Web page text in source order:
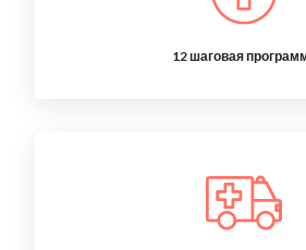
12 шаговая